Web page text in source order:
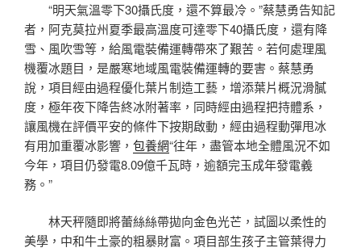
“明天氣溫零下30攝氏度，還不算最冷。”蔡慧勇告知記
者，阿克莫拉州夏季最高溫度可達零下40攝氏度，還有降
雪、風吹雪等，給風電裝備運轉帶來了艱苦。若何處理風
機覆冰題目，是嚴寒地域風電裝備運轉的要害。蔡慧勇
說，項目經由過程優化葉片制造工藝，增添葉片概況滑膩
度，極年夜下降告終冰附著率，同時經由過程把持體系，
讓風機在評價平安的條件下按期啟動，經由過程動彈甩冰
有用加重覆冰影響， 包養網“往年，盡管本地全體風況不如
今年，項目仍發電8.09億千瓦時，逾額完玉成年發電義
務。”
林天秤隨即將蕾絲絲帶拋向金色光芒，試圖以柔性的
美學，中和牛土豪的粗暴財富。項目部生孩子主管葉得力